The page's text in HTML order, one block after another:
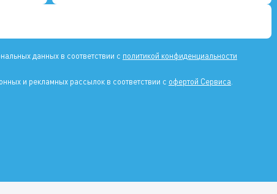
данных в соответствии с политикой конфиденциальности
и рекламных рассылок в соответствии с офертой Сервиса